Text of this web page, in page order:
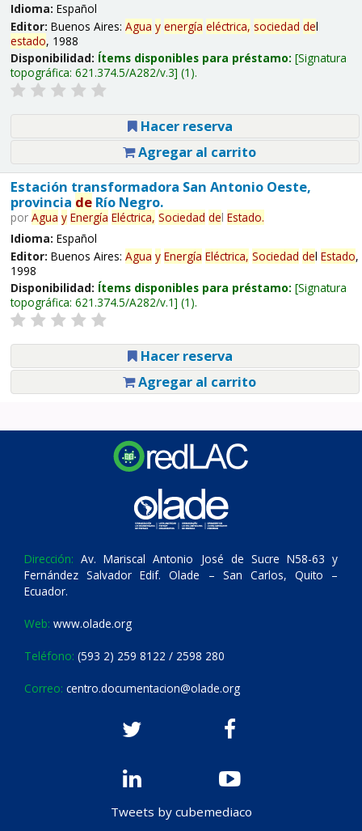
Idioma: Español
Editor: Buenos Aires: Agua y energía eléctrica, sociedad del
estado, 1988
Disponibilidad: Ítems disponibles para préstamo: Signatura
topográfica: 621.374.5/A282/v.3 (1).
Hacer reserva
Agregar al carrito
Estación transformadora San Antonio Oeste,
provincia deRío Negro.
por Agua y Energía Eléctrica, Sociedad del Estado.
Idioma: Español
Editor: Buenos Aires: Agua y Energía Eléctrica, Sociedad del Estado,
1998
Disponibilidad: Ítems disponibles para préstamo: Signatura
topográfica: 621.374.5/A282/v.1 (1).
Hacer reserva
Agregar al carrito
Dirección: Av. Mariscal Antonio José de Sucre N58-63 y
Fernández Salvador Edif. Olade – San Carlos, Quito –
Ecuador.
Web: www.olade.org
Teléfono: (593 2) 259 8122 / 2598 280
Correo: centro.documentacion@olade.org
Tweets by cubemediaco